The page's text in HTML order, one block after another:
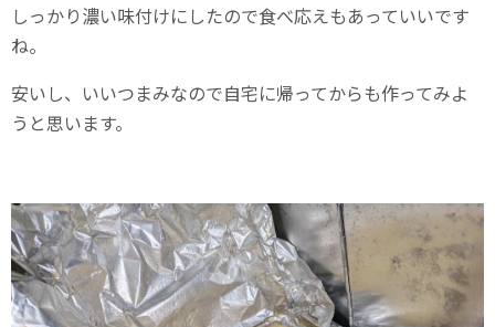
しっかり濃い味付けにしたので食べ応えもあっていいです
ね。
安いし、いいつまみなので自宅に帰ってからも作ってみよ
うと思います。